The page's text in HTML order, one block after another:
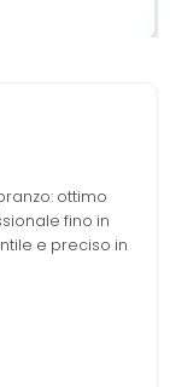
ottimo
fino in
e preciso in